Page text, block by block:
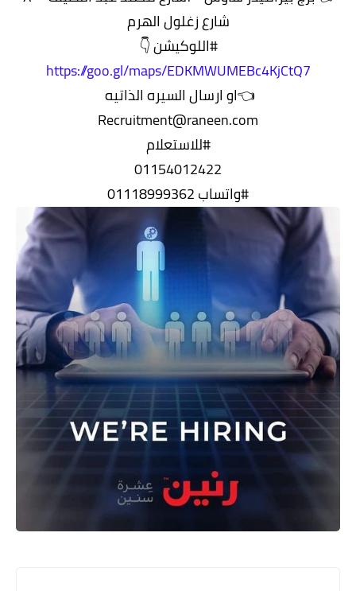
شارع زغلول الهرم
#اللوكيشن 👇
https://goo.gl/maps/EDKMWUMEBc4KjCtQ7
👈او ارسال السيره الذاتيه
Recruitment@raneen.com
#للاستعلام
01154012422
#واتساب 01118999362